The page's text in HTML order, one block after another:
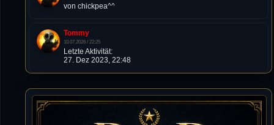
von chickpea^^
Tommy
10.07.2026 / 22:25
Letzte Aktivität:
27. Dez 2023, 22:48
DieWildeHilde
10.07.2026 / 12:48
Happy Birthday Chickpea